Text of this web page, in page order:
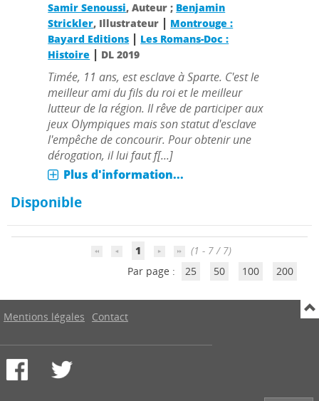
Samir Senoussi, Auteur ; Benjamin
Strickler, Illustrateur | Montrouge :
Bayard Editions | Les Romans-Doc :
Histoire | DL 2019
Timée, 11 ans, est esclave à Sparte. C'est le
meilleur ami du fils du roi et le meilleur
lutteur de la région. Il rêve de participer aux
jeux Olympiques mais son statut d'esclave
l'empêche de concourir. Pour obtenir une
dérogation, il lui faut f[...]
Plus d'information...
Disponible
1
(1 - 7 / 7)
Par page :
25 50 100 200
Mentions légales Contact